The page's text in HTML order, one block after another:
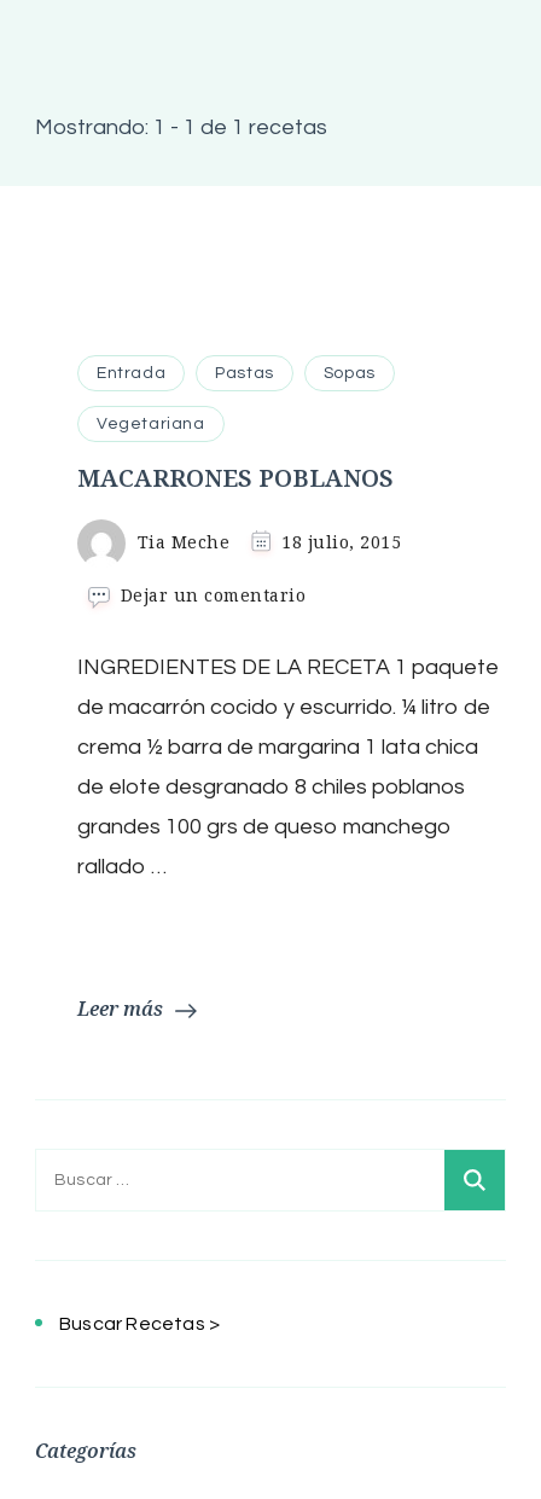
Mostrando: 1 - 1 de 1 recetas
Entrada Pastas Sopas
Vegetariana
MACARRONES POBLANOS
Tia Meche 18 julio, 2015
Dejar un comentario
INGREDIENTES DE LA RECETA 1 paquete
de macarrón cocido y escurrido. ¼ litro de
crema ½ barra de margarina 1 lata chica
de elote desgranado 8 chiles poblanos
grandes 100 grs de queso manchego
rallado …
Leer más
Buscar:
Buscar Recetas >
Categorías